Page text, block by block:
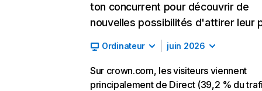
ton concurrent pour découvrir de
nouvelles possibilités d'attirer leur
Ordinateur juin 2026
Sur crown.com, les visiteurs viennent
principalement de Direct (39,2 % du